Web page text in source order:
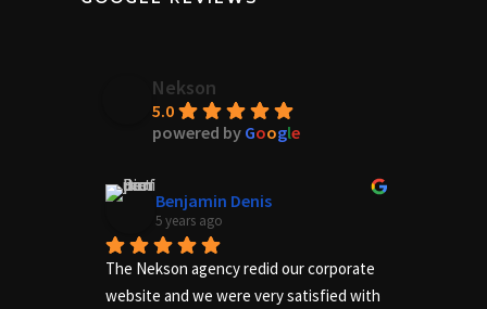
Nekson
5.0
powered by Google
Benjamin Denis
5 years ago
The Nekson agency redid our corporate
website and we were very satisfied with